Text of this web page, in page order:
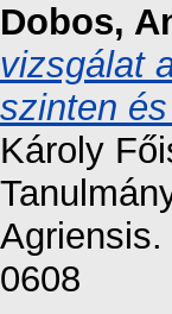
Dobos,
vizsgálat
szinten
Károly
0608